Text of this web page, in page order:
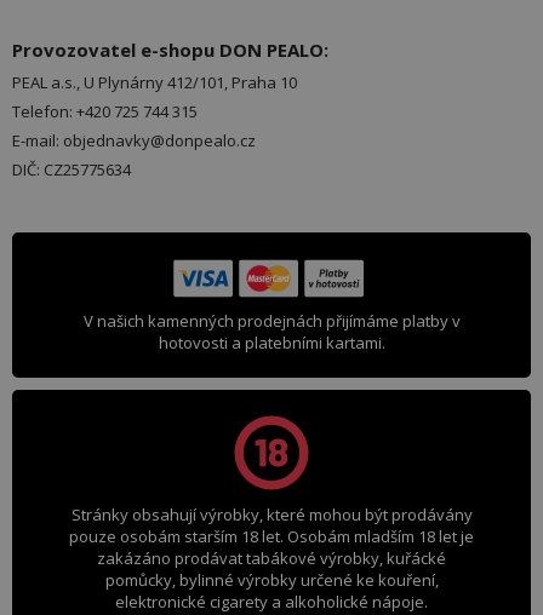
Provozovatel e-shopu DON PEALO:
PEAL a.s., U Plynárny 412/101, Praha 10
Telefon: +420 725 744 315
E-mail: objednavky@donpealo.cz
DIČ: CZ25775634
V našich kamenných prodejnách přijímáme platby v
hotovosti a platebními kartami.
Stránky obsahují výrobky, které mohou být prodávány
pouze osobám starším 18 let. Osobám mladším 18 let je
zakázáno prodávat tabákové výrobky, kuřácké
pomůcky, bylinné výrobky určené ke kouření,
elektronické cigarety a alkoholické nápoje.